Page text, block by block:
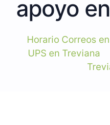
apoyo
Horario Correos
UPS en Treviana